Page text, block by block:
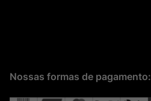
Nossas formas de pagamento: